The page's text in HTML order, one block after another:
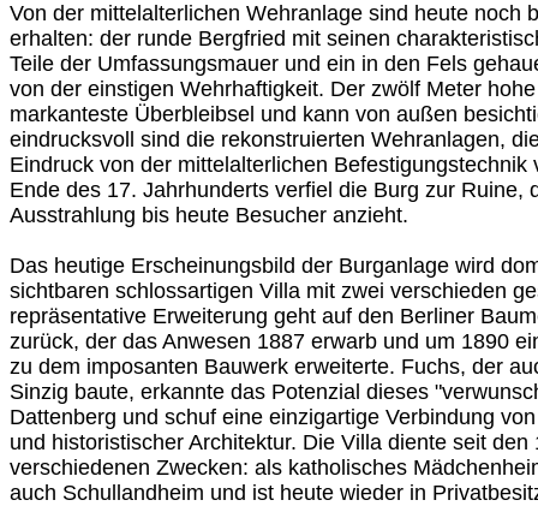
Von der mittelalterlichen Wehranlage sind heute noch
erhalten: der runde Bergfried mit seinen
Teile der Umfassungsmauer und ein in den Fels
von der einstigen Wehrhaftigkeit. Der zwölf Meter
markanteste Überbleibsel und kann von außen
eindrucksvoll sind die rekonstruierten Wehranlagen,
Eindruck von der mittelalterlichen Befestigungstechnik
Ende des 17. Jahrhunderts verfiel die Burg zur Ruine,
Ausstrahlung bis heute Besucher anzieht.
Das heutige Erscheinungsbild der Burganlage wird
sichtbaren schlossartigen Villa mit zwei verschieden
repräsentative Erweiterung geht auf den Berliner
zurück, der das Anwesen 1887 erwarb und um 1890
zu dem imposanten Bauwerk erweiterte. Fuchs, der
Sinzig baute, erkannte das Potenzial dieses
Dattenberg und schuf eine einzigartige Verbindung
und historistischer Architektur. Die Villa diente seit den
verschiedenen Zwecken: als katholisches
auch Schullandheim und ist heute wieder in